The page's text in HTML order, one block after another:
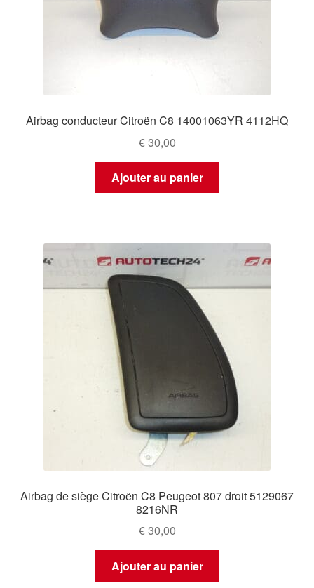
Airbag conducteur Citroën C8 14001063YR 4112HQ
€30,00
Ajouter au panier
Airbag de siège Citroën C8 Peugeot 807 droit 5129067
8216NR
€30,00
Ajouter au panier